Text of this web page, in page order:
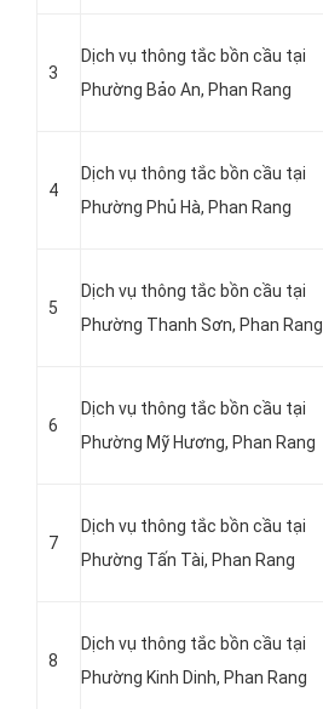
3
Dịch vụ thông tắc bồn cầu tại
Phường Bảo An, Phan Rang
4
Dịch vụ thông tắc bồn cầu tại
Phường Phủ Hà, Phan Rang
5
Dịch vụ thông tắc bồn cầu tại
Phường Thanh Sơn, Phan Rang
6
Dịch vụ thông tắc bồn cầu tại
Phường Mỹ Hương, Phan Rang
7
Dịch vụ thông tắc bồn cầu tại
Phường Tấn Tài, Phan Rang
8
Dịch vụ thông tắc bồn cầu tại
Phường Kinh Dinh, Phan Rang